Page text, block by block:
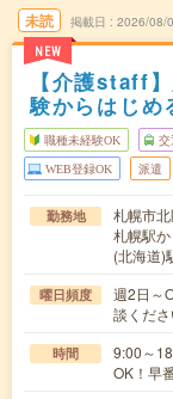
未読
NEW
掲載日 2026/08/
【介護staff
験からはじめ
職種未経験OK 交
WEB登録OK 派遣
勤務地
札幌市
札幌駅
(北海道)
曜日頻度
週2日～
談くださ
時間
9:00～
OK！早